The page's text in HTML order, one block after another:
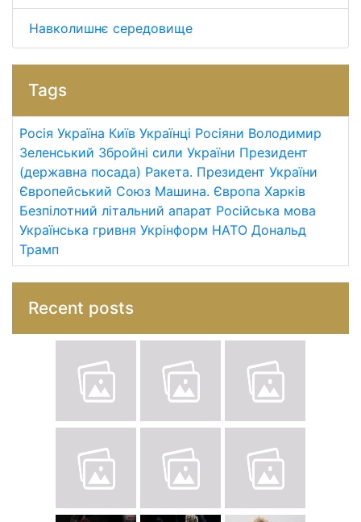
Навколишнє середовище
Tags
Росія Україна Київ Українці Росіяни Володимир
Зеленський Збройні сили України Президент
(державна посада) Ракета. Президент України
Європейський Союз Машина. Європа Харків
Безпілотний літальний апарат Російська мова
Українська гривня Укрінформ НАТО Дональд
Трамп
Recent posts